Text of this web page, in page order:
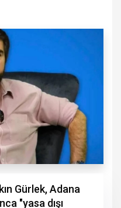
Gürlek, Adana
"yasa dışı